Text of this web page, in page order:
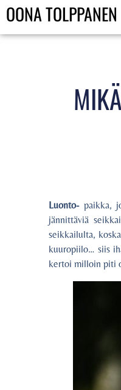
OONA TOLPPANEN
Luonto-paikka,
jännittäviä
seikkailulta,
kuuropiilo… siis
kertoi milloin piti